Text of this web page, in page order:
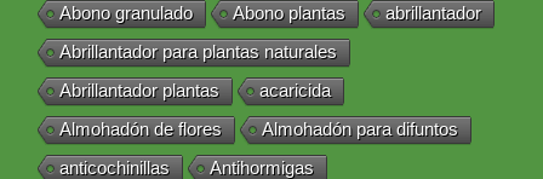
Abono granulado
Abono plantas
abrillantador
Abrillantador para plantas naturales
Abrillantador plantas
acaricida
Almohadón de flores
Almohadón para difuntos
anticochinillas
Antihormigas